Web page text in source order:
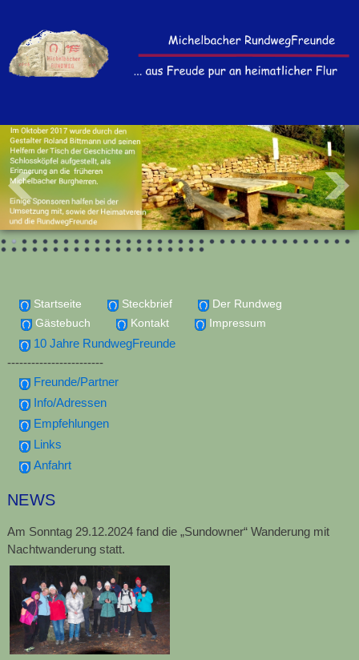
Startseite Steckbrief
Der Rundweg
Gästebuch
Kontakt Impressum
10 Jahre RundwegFreunde
------------------------
Freunde/Partner
Info/Adressen
Empfehlungen
Links
Anfahrt
NEWS
Am Sonntag 29.12.2024 fand die „Sundowner“ Wanderung mit
Nachtwanderung statt.